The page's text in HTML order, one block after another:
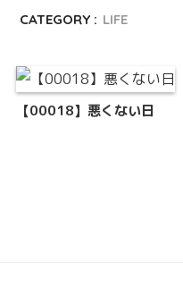
CATEGORY : LIFE
【00018】悪くない日